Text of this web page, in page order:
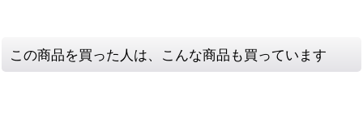
この商品を買った人は、こんな商品も買っています